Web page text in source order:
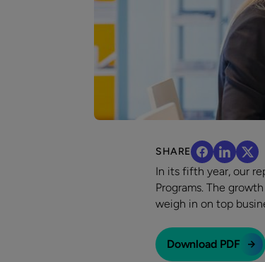
SHARE
In its fifth year, our
Programs. The
weigh in on top
Download PDF